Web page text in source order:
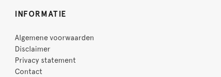
INFORMATIE
Algemene voorwaarden
Disclaimer
Privacy statement
Contact